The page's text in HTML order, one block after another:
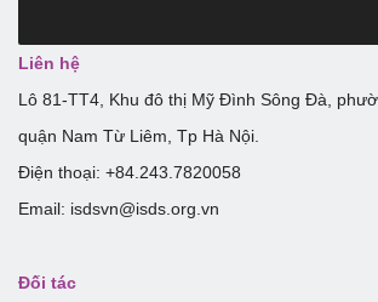
Liên hệ
Lô 81-TT4, Khu đô thị Mỹ Đình Sông Đà,
quận Nam Từ Liêm, Tp Hà Nội.
Điện thoại: +84.243.7820058
Email: isdsvn@isds.org.vn
Đối tác